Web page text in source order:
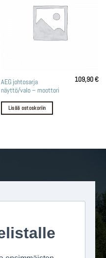
AEG johtosarja
näyttö/valo – moottori
109,90€
Lisää ostoskoriin